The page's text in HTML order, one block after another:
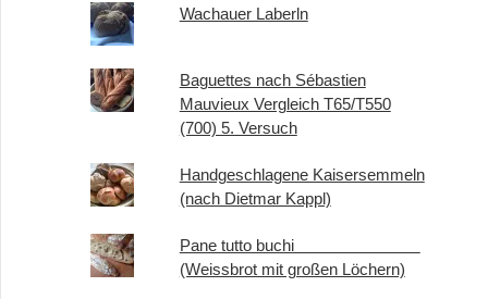
Wachauer Laberln
Baguettes nach Sébastien
Mauvieux Vergleich T65/T550
(700) 5. Versuch
Handgeschlagene Kaisersemmeln
(nach Dietmar Kappl)
Pane tutto buchi
(Weissbrot mit großen Löchern)